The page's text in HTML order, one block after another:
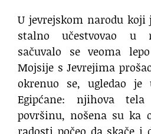
U jevrejskom narodu
stalno učestvovao u
sačuvalo se veoma
Mojsije s Jevrejima
okrenuo se, ugledao
Egipćane: njihova
površinu, nošena su ka